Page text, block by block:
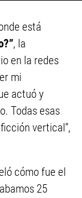
está
, la
en la redes
mi
actuó y
Todas esas
vertical”,
cómo fue el
25